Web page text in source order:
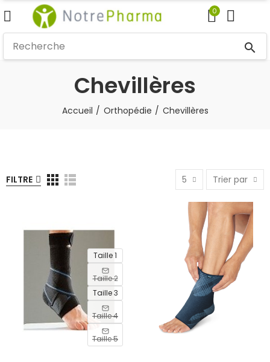
0
search
Chevillères
Accueil Orthopédie Chevillères
FILTRE 5 Trier par
Taille 1
Taille 2
Taille 3
Taille 4
Taille 5